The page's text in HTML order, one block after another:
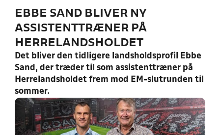
HOLD
EBBE SAND BLIVER NY
ASSISTENTTRÆNER PÅ
HERRELANDSHOLDET
Det bliver den tidligere landsholdsprofil Ebbe
Sand, der træder til som assistenttræner på
Herrelandsholdet frem mod EM-slutrunden til
sommer.